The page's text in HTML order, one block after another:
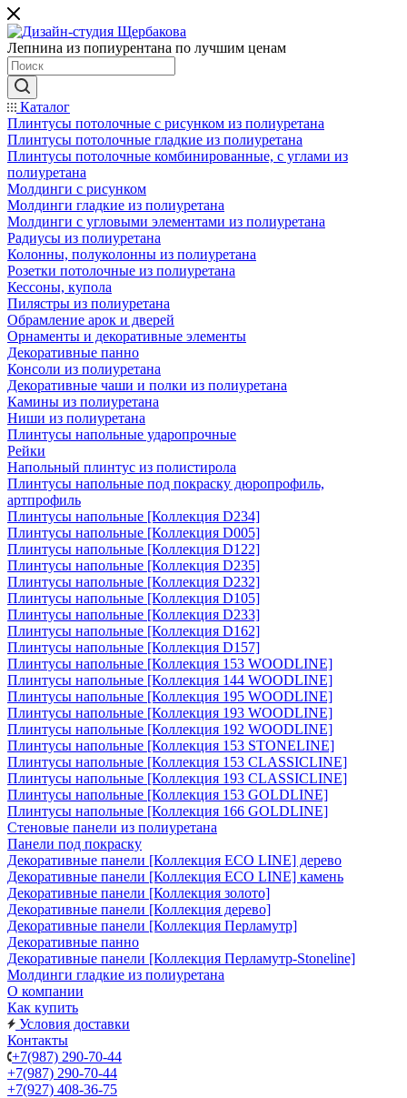
Лепнина из попиурентана по лучшим ценам
Каталог
Плинтусы потолочные с рисунком из полиуретана
Плинтусы потолочные гладкие из полиуретана
Плинтусы потолочные комбинированные, с углами из
полиуретана
Молдинги c рисунком
Молдинги гладкие из полиуретана
Молдинги с угловыми элементами из полиуретана
Радиусы из полиуретана
Колонны, полуколонны из полиуретана
Розетки потолочные из полиуретана
Кессоны, купола
Пилястры из полиуретана
Обрамление арок и дверей
Орнаменты и декоративные элементы
Декоративные панно
Консоли из полиуретана
Декоративные чаши и полки из полиуретана
Камины из полиуретана
Ниши из полиуретана
Плинтусы напольные ударопрочные
Рейки
Напольный плинтус из полистирола
Плинтусы напольные под покраску дюропрофиль,
артпрофиль
Плинтусы напольные [Коллекция D234]
Плинтусы напольные [Коллекция D005]
Плинтусы напольные [Коллекция D122]
Плинтусы напольные [Коллекция D235]
Плинтусы напольные [Коллекция D232]
Плинтусы напольные [Коллекция D105]
Плинтусы напольные [Коллекция D233]
Плинтусы напольные [Коллекция D162]
Плинтусы напольные [Коллекция D157]
Плинтусы напольные [Коллекция 153 WOODLINE]
Плинтусы напольные [Коллекция 144 WOODLINE]
Плинтусы напольные [Коллекция 195 WOODLINE]
Плинтусы напольные [Коллекция 193 WOODLINE]
Плинтусы напольные [Коллекция 192 WOODLINE]
Плинтусы напольные [Коллекция 153 STONELINE]
Плинтусы напольные [Коллекция 153 CLASSICLINE]
Плинтусы напольные [Коллекция 193 CLASSICLINE]
Плинтусы напольные [Коллекция 153 GOLDLINE]
Плинтусы напольные [Коллекция 166 GOLDLINE]
Стеновые панели из полиуретана
Панели под покраску
Декоративные панели [Коллекция ECO LINE] дерево
Декоративные панели [Коллекция ECO LINE] камень
Декоративные панели [Коллекция золото]
Декоративные панели [Коллекция дерево]
Декоративные панели [Коллекция Перламутр]
Декоративные панно
Декоративные панели [Коллекция Перламутр-Stoneline]
Молдинги гладкие из полиуретана
О компании
Как купить
Условия доставки
Контакты
+7(987) 290-70-44
+7(987) 290-70-44
+7(927) 408-36-75